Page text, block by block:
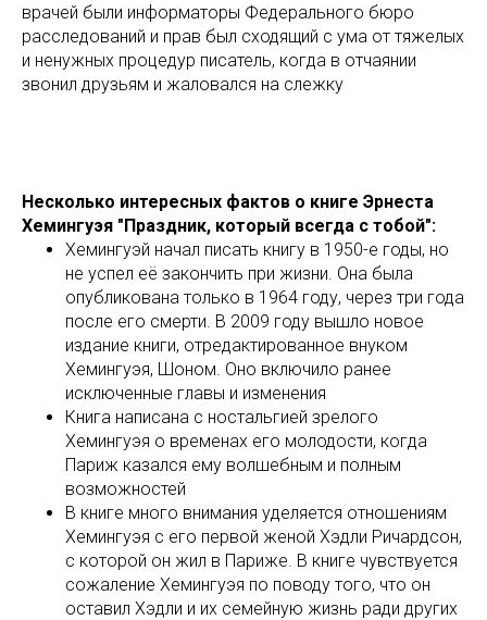
врачей были информаторы Федерального бюро
расследований и прав был сходящий с ума от тяжелых
и ненужных процедур писатель, когда в отчаянии
звонил друзьям и жаловался на слежку
Несколько интересных фактов о книге Эрнеста
Хемингуэя "Праздник, который всегда с тобой":
Хемингуэй начал писать книгу в 1950-е годы, но
не успел её закончить при жизни. Она была
опубликована только в 1964 году, через три года
после его смерти. В 2009 году вышло новое
издание книги, отредактированное внуком
Хемингуэя, Шоном. Оно включило ранее
исключенные главы и изменения
Книга написана с ностальгией зрелого
Хемингуэя о временах его молодости, когда
Париж казался ему волшебным и полным
возможностей
В книге много внимания уделяется отношениям
Хемингуэя с его первой женой Хэдли Ричардсон,
с которой он жил в Париже. В книге чувствуется
сожаление Хемингуэя по поводу того, что он
оставил Хэдли и их семейную жизнь ради других